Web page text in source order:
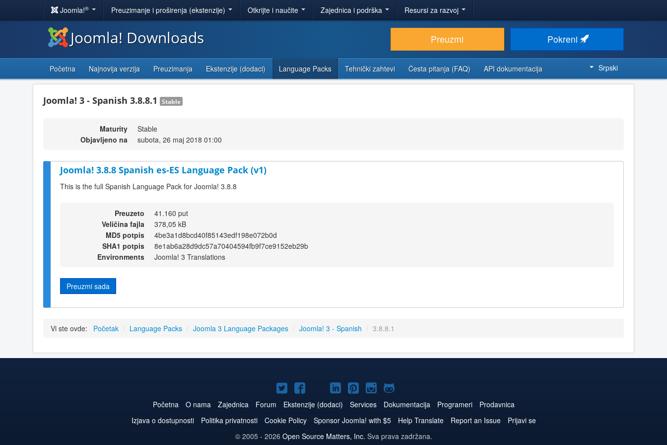
Joomla!® Preuzimanje i proširenja (ekstenzije) Otkrijte i naučite Zajednica i podrška Resursi za razvoj
Joomla! Downloads Preuzmi Pokreni
Početna Najnovija verzija Preuzimanja Ekstenzije (dodaci) Language Packs Tehnički zahtevi Česta pitanja (FAQ) API dokumentacija Srpski
Joomla! 3 - Spanish 3.8.8.1 Stable
Maturity
Stable
Objavljeno na
subota, 26 maj 2018 01:00
Joomla! 3.8.8 Spanish es-ES Language Pack (v1)
This is the full Spanish Language Pack for Joomla! 3.8.8
Preuzeto
41.160 put
Veličina fajla
378,05 kB
MD5 potpis
4be3a1d8bcd40f85143edf198e072b0d
SHA1 potpis
8e1ab6a28d9dc57a70404594fb9f7ce9152eb29b
Environments
Joomla! 3 Translations
Preuzmi sada
Vi ste ovde: Početak / Language Packs / Joomla 3 Language Packages / Joomla! 3 - Spanish / 3.8.8.1
Joomla!
na
Twitteru
Joomla!
na
Facebooku
Joomla!
na
YouTube
Joomla!
naLinkedIn
Joomla!
na
Pinterest
Joomla!
na
Instagram
Joomla!
na
GitHub
Početna O nama Zajednica Forum Ekstenzije (dodaci) Services Dokumentacija Programeri
Prodavnica
Izjava o dostupnosti
Politika privatnosti Cookie Policy Sponsor Joomla! with $5 Help Translate Report an Issue
Prijavi se
© 2005 - 2026 Open Source Matters, Inc. Sva prava zadržana.